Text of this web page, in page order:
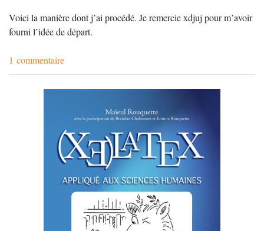
Voici la manière dont j’ai procédé. Je remercie xdjuj pour m’avoir
fourni l’idée de départ.
1 commentaire